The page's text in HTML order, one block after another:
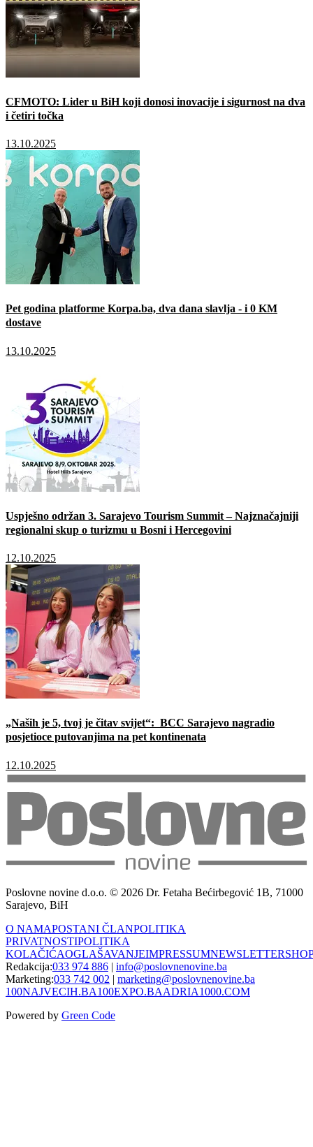
CFMOTO: Lider u BiH koji donosi inovacije i sigurnost na dva
i četiri točka
13.10.2025
Pet godina platforme Korpa.ba, dva dana slavlja - i 0 KM
dostave
13.10.2025
Uspješno održan 3. Sarajevo Tourism Summit – Najznačajniji
regionalni skup o turizmu u Bosni i Hercegovini
12.10.2025
„Naših je 5, tvoj je čitav svijet“: BCC Sarajevo nagradio
posjetioce putovanjima na pet kontinenata
12.10.2025
Poslovne novine d.o.o. © 2026 Dr. Fetaha Bećirbegović 1B, 71000
Sarajevo, BiH
O NAMAPOSTANI ČLANPOLITIKA
PRIVATNOSTIPOLITIKA
KOLAČIĆAOGLAŠAVANJEIMPRESSUMNEWSLETTER
Redakcija:033 974 886 | info@poslovnenovine.ba
Marketing:033 742 002 | marketing@poslovnenovine.ba
100NAJVECIH.BA100EXPO.BAADRIA1000.COM
Powered by Green Code